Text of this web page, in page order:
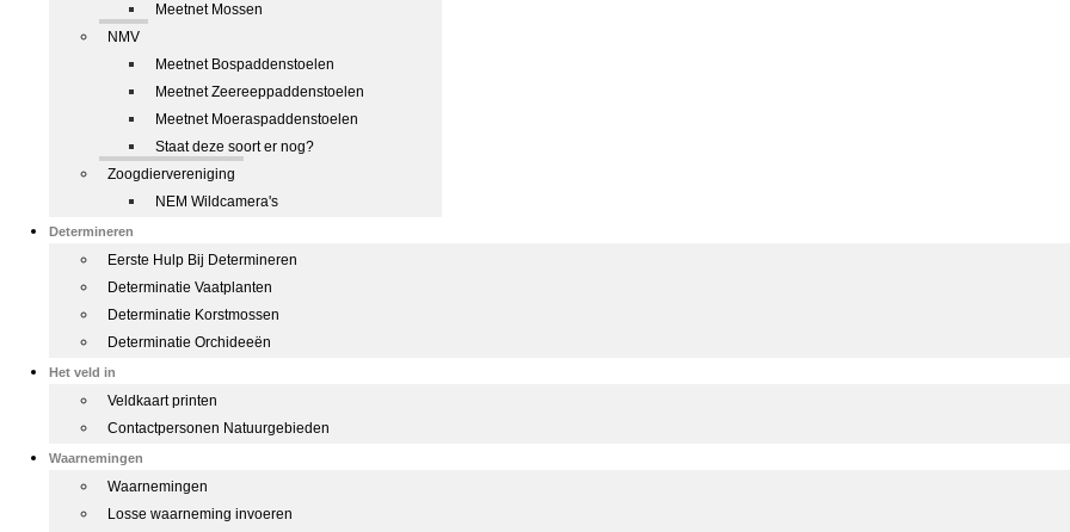
Meetnet Mossen
NMV
Meetnet Bospaddenstoelen
Meetnet Zeereeppaddenstoelen
Meetnet Moeraspaddenstoelen
Staat deze soort er nog?
Zoogdiervereniging
NEM Wildcamera's
Determineren
Eerste Hulp Bij Determineren
Determinatie Vaatplanten
Determinatie Korstmossen
Determinatie Orchideeën
Het veld in
Veldkaart printen
Contactpersonen Natuurgebieden
Waarnemingen
Waarnemingen
Losse waarneming invoeren